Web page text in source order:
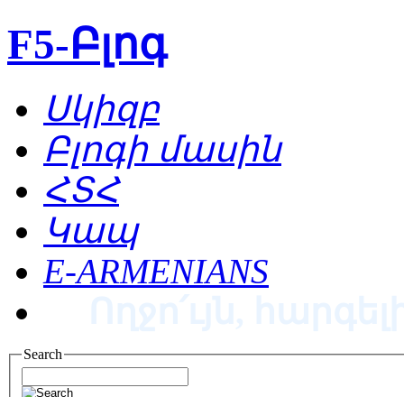
F5-Բլոգ
Սկիզբ
Բլոգի մասին
ՀՏՀ
Կապ
E-ARMENIANS
Search